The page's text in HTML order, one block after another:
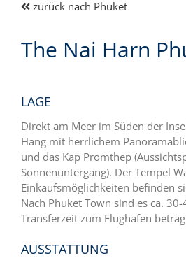
zurück nach Phuket
The Nai Harn
LAGE
Direkt am Meer im Süden der
Hang mit herrlichem
und das Kap Promthep
Sonnenuntergang). Der Tempel
Einkaufsmöglichkeiten befinden
Nach Phuket Town sind es ca.
Transferzeit zum Flughafen
AUSSTATTUNG